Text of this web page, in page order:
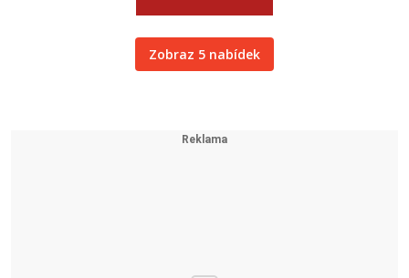
Zobraz 5 nabídek